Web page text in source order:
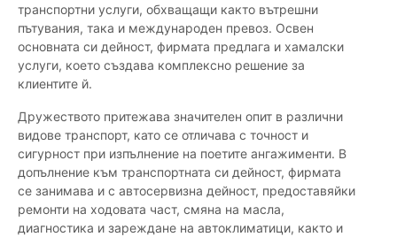
транспортни услуги, обхващащи както вътрешни
пътувания, така и международен превоз. Освен
основната си дейност, фирмата предлага и хамалски
услуги, което създава комплексно решение за
клиентите й.
Дружеството притежава значителен опит в различни
видове транспорт, като се отличава с точност и
сигурност при изпълнение на поетите ангажименти. В
допълнение към транспортната си дейност, фирмата
се занимава и с автосервизна дейност, предоставяйки
ремонти на ходовата част, смяна на масла,
диагностика и зареждане на автоклиматици, както и